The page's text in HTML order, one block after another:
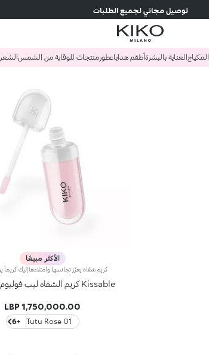
توصيل مجاني لجميع الطلبات
المكياجالعناية بالبشرةأطقم هداياعطورمنتجات للوقاية من الشمسالشعر
الأكثر مبيعًا
Kissable كريم الشفاه ليب فوليوم المُضخّم
1,750,000.00 LBP
01 Tutu Rose
+6